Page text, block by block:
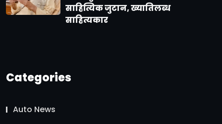
साहित्यिक जुटान, ख्यातिलब्ध
साहित्यकार
Categories
Auto News